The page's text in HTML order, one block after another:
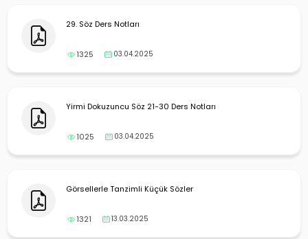
29. Söz Ders Notları
1325 03.04.2025
Yirmi Dokuzuncu Söz 21-30 Ders Notları
1025 03.04.2025
Görsellerle Tanzimli Küçük Sözler
1321 13.03.2025